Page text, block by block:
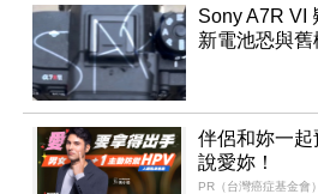
Sony A7R VI
新電池恐與舊
伴侶和妳一
說愛妳！
PR（台灣癌症基金會）